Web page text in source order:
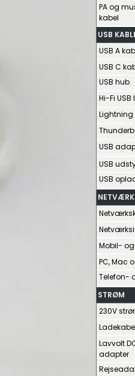
PA og
kabel
USB
USB A
USB C
USB hub
Hi-Fi
Lightning
USB
USB
USB
Mobil-
PC, Mac
Telefon-
STRØM
230V
Lavvolt
adapter